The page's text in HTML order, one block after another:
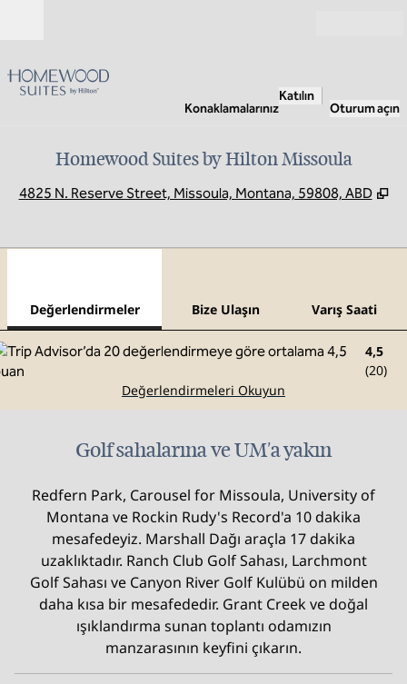
Konaklamalarınız
Katılın
Oturum açın
Homewood Suites by Hilton Missoula
4825 N. Reserve Street, Missoula, Montana, 59808, ABD ,
Değerlendirmeler Bize Ulaşın Varış Saati
4,5
(20)
Değerlendirmeleri Okuyun
Golf sahalarına ve UM'a yakın
Redfern Park, Carousel for Missoula, University of
Montana ve Rockin Rudy's Record'a 10 dakika
mesafedeyiz. Marshall Dağı araçla 17 dakika
uzaklıktadır. Ranch Club Golf Sahası, Larchmont
Golf Sahası ve Canyon River Golf Kulübü on milden
daha kısa bir mesafededir. Grant Creek ve doğal
ışıklandırma sunan toplantı odamızın
manzarasının keyfini çıkarın.